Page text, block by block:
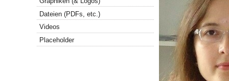
Dateien (PDFs, etc.)
Videos
Placeholder